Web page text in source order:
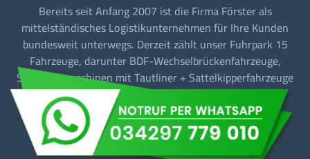
Bereits seit Anfang 2007 ist die Firma Förster als
mittelständisches Logistikunternehmen für Ihre Kunden
bundesweit unterwegs. Derzeit zählt unser Fuhrpark 15
Fahrzeuge, darunter BDF-Wechselbrückenfahrzeuge,
Sattelzugmaschinen mit Tautliner + Sattelkipperfahrzeuge
für den Baustellen-/Linien-/Begegnungs- und
Fernverkehr.